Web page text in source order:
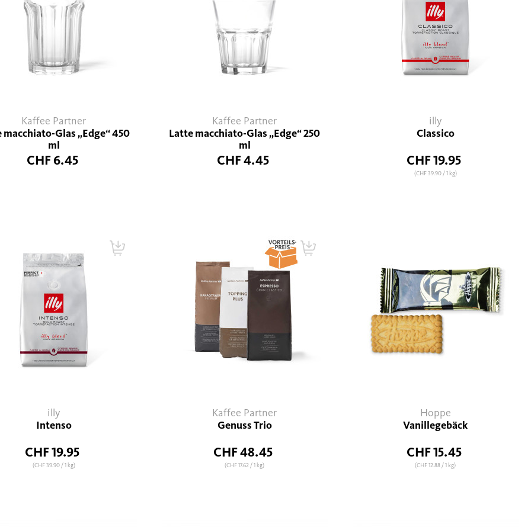
Kaffee Partner
macchiato-Glas „Edge“ 450
ml
CHF 6.45
Kaffee Partner
Latte macchiato-Glas „Edge“ 250
ml
CHF 4.45
illy
Classico
CHF 19.95
(CHF 39.90/ 1 kg)
illy
Intenso
CHF 19.95
(CHF 39.90/ 1 kg)
Kaffee Partner
Genuss Trio
CHF 48.45
(CHF 17.62/ 1 kg)
Hoppe
Vanillegebäck
CHF 15.45
(CHF 12.88/ 1 kg)